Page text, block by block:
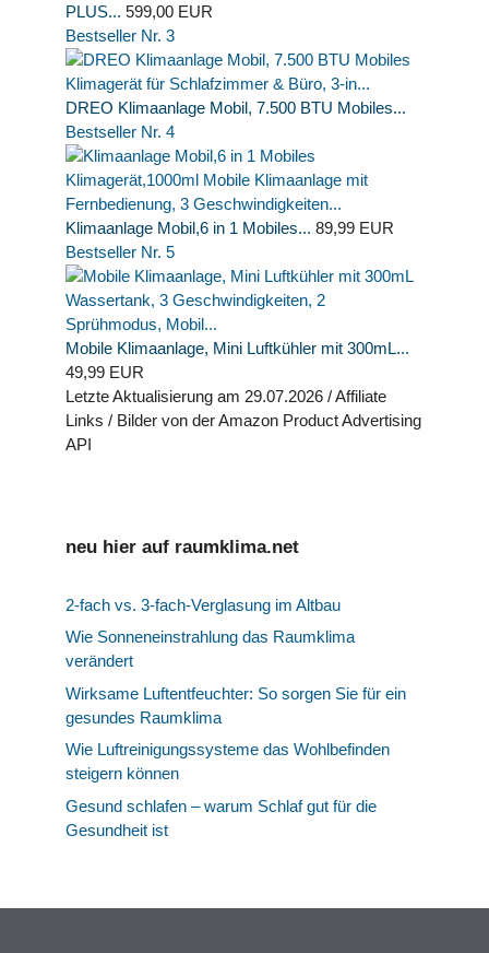
PLUS... 599,00 EUR
Bestseller Nr. 3
DREO Klimaanlage Mobil, 7.500 BTU Mobiles...
Bestseller Nr. 4
Klimaanlage Mobil,6 in 1 Mobiles... 89,99 EUR
Bestseller Nr. 5
Mobile Klimaanlage, Mini Luftkühler mit 300mL...
49,99 EUR
Letzte Aktualisierung am 29.07.2026 / Affiliate
Links / Bilder von der Amazon Product Advertising
API
neu hier auf raumklima.net
2-fach vs. 3-fach-Verglasung im Altbau
Wie Sonneneinstrahlung das Raumklima
verändert
Wirksame Luftentfeuchter: So sorgen Sie für ein
gesundes Raumklima
Wie Luftreinigungssysteme das Wohlbefinden
steigern können
Gesund schlafen – warum Schlaf gut für die
Gesundheit ist